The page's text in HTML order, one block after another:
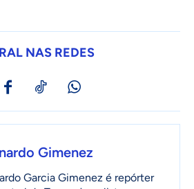
NAS REDES
Gimenez
Garcia Gimenez é repórter